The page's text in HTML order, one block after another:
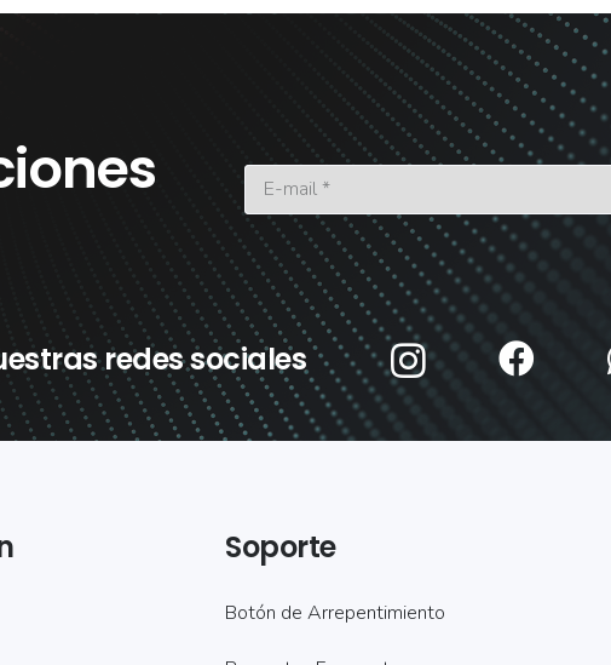
redes sociales
Soporte
Botón de Arrepentimiento